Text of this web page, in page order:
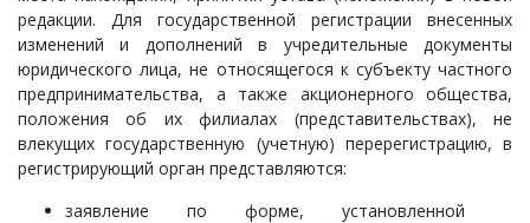
редакции. Для государственной регистрации внесенных
изменений и дополнений в учредительные документы
юридического лица, не относящегося к субъекту частного
предпринимательства, а также акционерного общества,
положения об их филиалах (представительствах), не
влекущих государственную (учетную) перерегистрацию, в
регистрирующий орган представляются:
заявление по форме, установленной